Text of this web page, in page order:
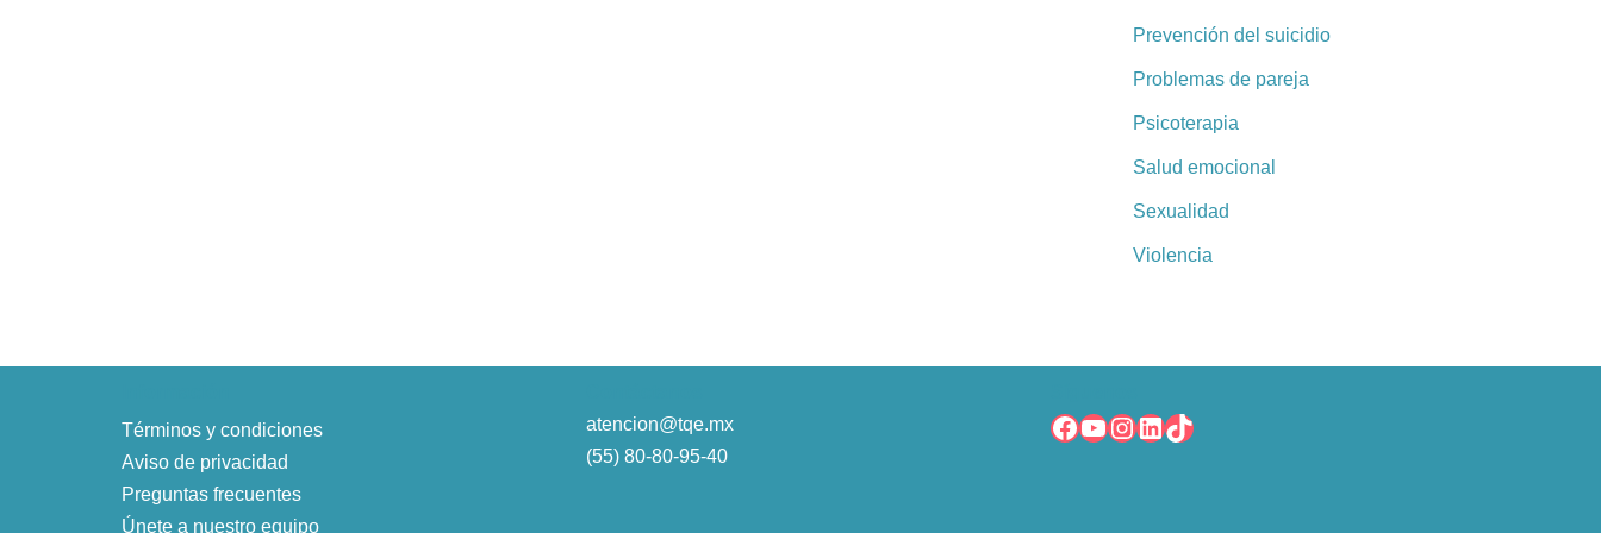
Prevención del suicidio
Problemas de pareja
Psicoterapia
Salud emocional
Sexualidad
Violencia
Términos y condiciones
Aviso de privacidad
Preguntas frecuentes
Únete a nuestro equipo
atencion@tqe.mx
(55) 80-80-95-40